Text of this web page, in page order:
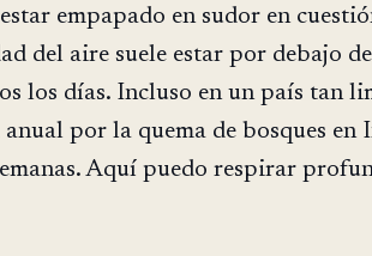
empapado en sudor en
del aire suele estar por debajo
los días. Incluso en un país tan
por la quema de bosques en
Aquí puedo respirar